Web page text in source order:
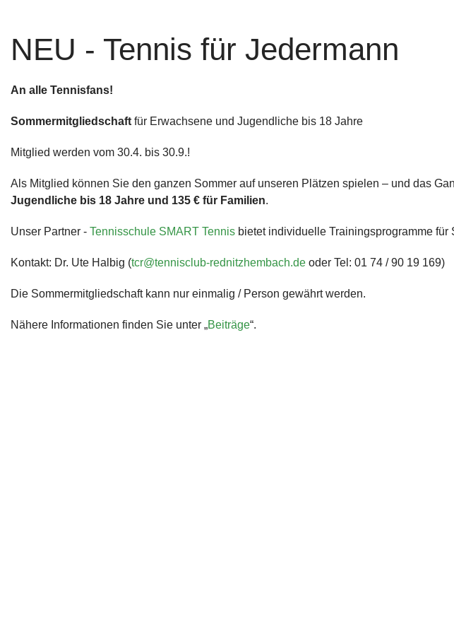
Bei unserem Partner "Fitness Complete" erhalten Vereinsmitglieder besondere
für das Fit bleiben.
Bewegte Impression unseres Vereins. Mehr...
NEU - Tennis für Jedermann
An alle Tennisfans!
Sommermitgliedschaft für Erwachsene und Jugendliche bis 18 Jahre
Mitglied werden vom 30.4. bis 30.9.!
Als Mitglied können Sie den ganzen Sommer auf unseren Plätzen spielen – und das
Jugendliche bis 18 Jahre und 135 € für Familien.
Unser Partner - Tennisschule SMART Tennis bietet individuelle Trainingsprogramme für
Kontakt: Dr. Ute Halbig (tcr@tennisclub-rednitzhembach.de oder Tel: 01 74 / 90 19 169)
Die Sommermitgliedschaft kann nur einmalig / Person gewährt werden.
Nähere Informationen finden Sie unter „Beiträge“.